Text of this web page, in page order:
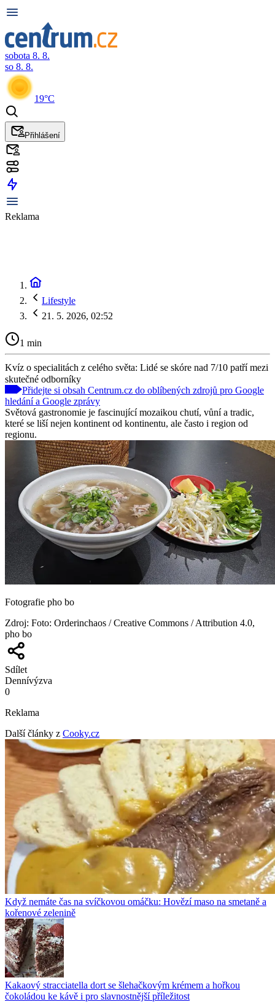
sobota 8. 8.
so 8. 8.
19°C
Přihlášení
Reklama
Lifestyle
21. 5. 2026, 02:52
1 min
Kvíz o specialitách z celého světa: Lidé se skóre nad 7/10 patří mezi
skutečné odborníky
Přidejte si obsah Centrum.cz do oblíbených zdrojů pro Google
hledání a Google zprávy
Světová gastronomie je fascinující mozaikou chutí, vůní a tradic,
které se liší nejen kontinent od kontinentu, ale často i region od
regionu.
Fotografie pho bo
Zdroj: Foto: Orderinchaos / Creative Commons / Attribution 4.0,
pho bo
Sdílet
Dennívýzva
0
Reklama
Další články z Cooky.cz
Když nemáte čas na svíčkovou omáčku: Hovězí maso na smetaně a
kořenové zelenině
Kakaový stracciatella dort se šlehačkovým krémem a hořkou
čokoládou ke kávě i pro slavnostnější příležitost